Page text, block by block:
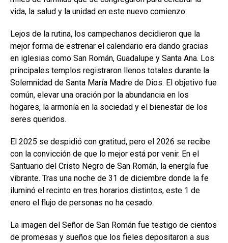
vida, la salud y la unidad en este nuevo comienzo.
Lejos de la rutina, los campechanos decidieron que la
mejor forma de estrenar el calendario era dando gracias
en iglesias como San Román, Guadalupe y Santa Ana. Los
principales templos registraron llenos totales durante la
Solemnidad de Santa María Madre de Dios. El objetivo fue
común, elevar una oración por la abundancia en los
hogares, la armonía en la sociedad y el bienestar de los
seres queridos.
El 2025 se despidió con gratitud, pero el 2026 se recibe
con la convicción de que lo mejor está por venir. En el
Santuario del Cristo Negro de San Román, la energía fue
vibrante. Tras una noche de 31 de diciembre donde la fe
iluminó el recinto en tres horarios distintos, este 1 de
enero el flujo de personas no ha cesado.
La imagen del Señor de San Román fue testigo de cientos
de promesas y sueños que los fieles depositaron a sus